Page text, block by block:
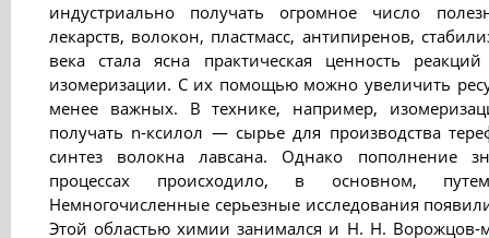
индустриально получать огромное число
лекарств, волокон, пластмасс, антипиренов,
века стала ясна практическая ценность
изомеризации. С их помощью можно увеличить
менее важных. В технике, например,
получать n-ксилол — сырье для производства
синтез волокна лавсана. Однако пополнение
процессах происходило, в основном,
Немногочисленные серьезные исследования
Этой областью химии занимался и Н. Н. Ворожцов-